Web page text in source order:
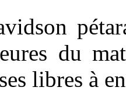
du
libres à